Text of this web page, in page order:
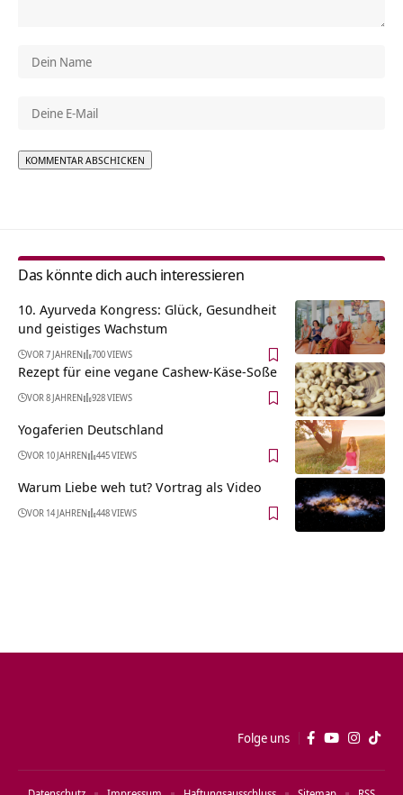
Das könnte dich auch interessieren
10. Ayurveda Kongress: Glück, Gesundheit
und geistiges Wachstum
VOR 7 JAHREN 700 VIEWS
Rezept für eine vegane Cashew-Käse-Soße
VOR 8 JAHREN 928 VIEWS
Yogaferien Deutschland
VOR 10 JAHREN 445 VIEWS
Warum Liebe weh tut? Vortrag als Video
VOR 14 JAHREN 448 VIEWS
Folge uns